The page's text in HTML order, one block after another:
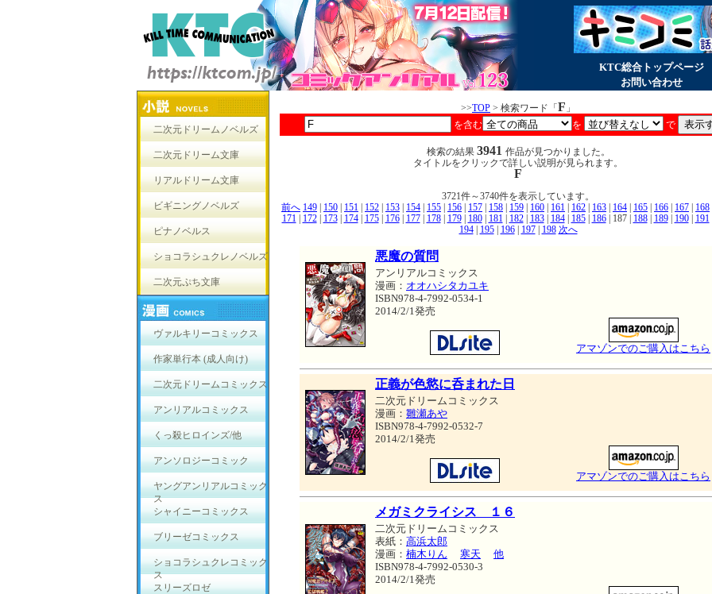
KTC総合トップページ
お問い合わせ
二次元ドリームノベルズ
二次元ドリーム文庫
リアルドリーム文庫
ビギニングノベルズ
ピナノベルス
ショコラシュクレノベルズ
二次元ぷち文庫
ヴァルキリーコミックス
作家単行本 (成人向け)
二次元ドリームコミックス
アンリアルコミックス
くっ殺ヒロインズ/他
アンソロジーコミック
ヤングアンリアルコミック
ス
シャイニーコミックス
ブリーゼコミックス
ショコラシュクレコミック
ス
スリーズロゼ
>>TOP > 検索ワード「 F 」
を含む
を で
検索の結果 3941 作品が見つかりました。
タイトルをクリックで詳しい説明が見られます。
F
3721件～3740件を表示しています。
前へ 149 150 151 152 153 154 155 156 157 158 159 160 161 162 163 164 165 166 167 168
171| 172| 173| 174| 175| 176| 177| 178| 179| 180| 181| 182| 183| 184| 185| 186| 187 | 188| 189| 190| 191
194| 195| 196| 197| 198 次へ
悪魔の質問
アンリアルコミックス
漫画： オオハシタカユキ
ISBN978-4-7992-0534-1
2014/2/1発売
アマゾンでのご購入はこちら
正義が色慾に呑まれた日
二次元ドリームコミックス
漫画： 雛瀬あや
ISBN978-4-7992-0532-7
2014/2/1発売
アマゾンでのご購入はこちら
メガミクライシス １６
二次元ドリームコミックス
表紙： 高浜太郎
漫画： 楠木りん 寒天
他
ISBN978-4-7992-0530-3
2014/2/1発売